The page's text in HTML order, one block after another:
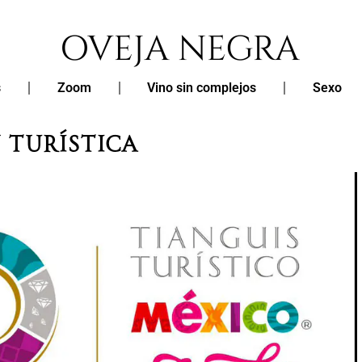
Zoom Vino sin complejos Sexo